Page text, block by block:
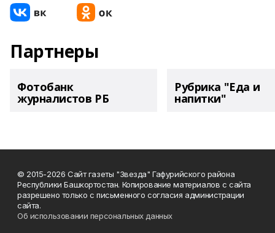
Партнеры
Фотобанк
журналистов РБ
Рубрика "Еда и
напитки"
© 2015-2026 Сайт газеты "Звезда" Гафурийского района
Республики Башкортостан. Копирование материалов с сайта
разрешено только с письменного согласия администрации
сайта.
Об использовании персональных данных